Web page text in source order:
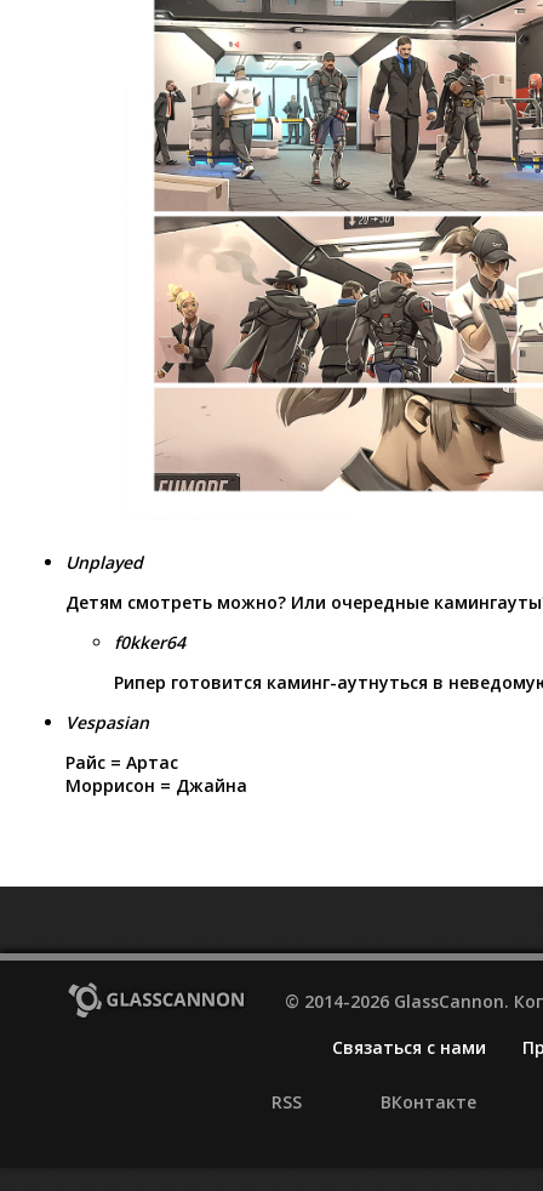
Unplayed
Детям смотреть можно? Или очередные
f0kker64
Рипер готовится каминг-аутнуться в
Vespasian
Райс = Артас
Моррисон = Джайна
© 2014-2026 GlassCannon.
Связаться с нами
RSS ВКонтакте